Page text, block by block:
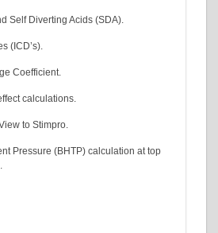
Visco-Elastic (VE) and Self Diverting Acids (SDA).
Inflow Control Devices (ICD’s).
Perforations Discharge Coefficient.
Perforations friction effect calculations.
Added Wellbore 3D View to Stimpro.
Bottom Hole Treatment Pressure (BHTP)
of perforated interval.